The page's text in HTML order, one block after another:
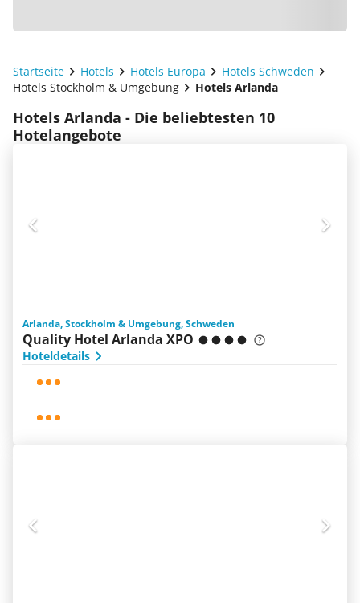
Startseite Hotels Hotels Europa
Hotels Schweden
Hotels Stockholm & Umgebung
Hotels Arlanda
Hotels Arlanda - Die beliebtesten 10
Hotelangebote
Arlanda, Stockholm & Umgebung, Schweden
Quality Hotel Arlanda XPO
Hoteldetails